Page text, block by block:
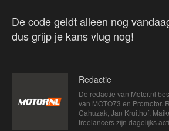
De code geldt alleen nog
dus grijp je kans vlug nog!
Redactie
De redactie van Motor.nl
van MOTO73 en Promotor.
Cahuzak, Jan Kruithof,
freelancers zijn dagelijks